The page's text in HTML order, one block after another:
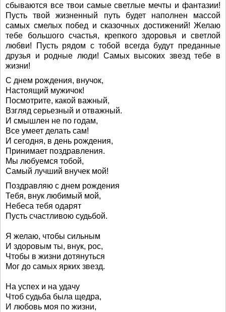
сбываются все твои самые светлые мечты и фантазии!
Пусть твой жизненный путь будет наполнен массой
самых смелых побед и сказочных достижений! Желаю
тебе большого счастья, крепкого здоровья и светлой
любви! Пусть рядом с тобой всегда будут преданные
друзья и родные люди! Самых высоких звезд тебе в
жизни!
С днем рождения, внучок,
Настоящий мужичок!
Посмотрите, какой важный,
Взгляд серьезный и отважный.
И смышлен не по годам,
Все умеет делать сам!
И сегодня, в день рождения,
Принимает поздравления.
Мы любуемся тобой,
Самый лучший внучек мой!
Поздравляю с днем рождения
Тебя, внук любимый мой,
Небеса тебя одарят
Пусть счастливою судьбой.
Я желаю, чтобы сильным
И здоровым ты, внук, рос,
Чтобы в жизни дотянуться
Мог до самых ярких звезд.
На успех и на удачу
Чтоб судьба была щедра,
И любовь моя по жизни,